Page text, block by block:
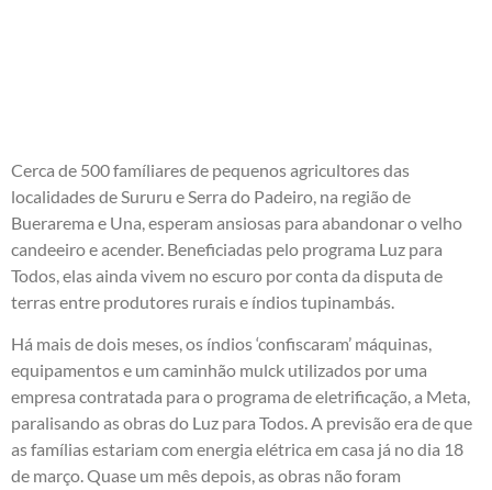
Cerca de 500 famíliares de pequenos agricultores das
localidades de Sururu e Serra do Padeiro, na região de
Buerarema e Una, esperam ansiosas para abandonar o velho
candeeiro e acender. Beneficiadas pelo programa Luz para
Todos, elas ainda vivem no escuro por conta da disputa de
terras entre produtores rurais e índios tupinambás.
Há mais de dois meses, os índios ‘confiscaram’ máquinas,
equipamentos e um caminhão mulck utilizados por uma
empresa contratada para o programa de eletrificação, a Meta,
paralisando as obras do Luz para Todos. A previsão era de que
as famílias estariam com energia elétrica em casa já no dia 18
de março. Quase um mês depois, as obras não foram